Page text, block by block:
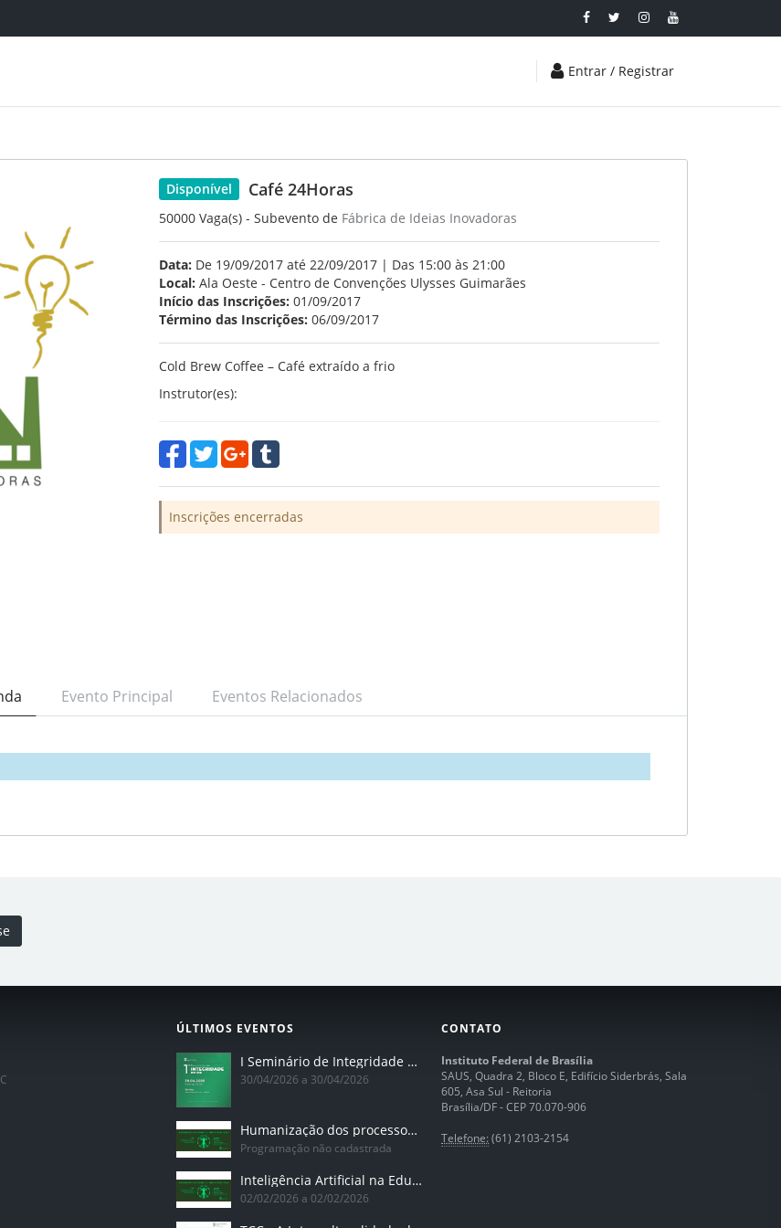
Entrar / Registrar
Disponível Café 24Horas
50000 Vaga(s) - Subevento de Fábrica de Ideias Inovadoras
Data: De 19/09/2017 até 22/09/2017 | Das 15:00 às 21:00
Local: Ala Oeste - Centro de Convenções Ulysses Guimarães
Início das Inscrições: 01/09/2017
Término das Inscrições: 06/09/2017
Cold Brew Coffee – Café extraído a frio
Instrutor(es):
Inscrições encerradas
Evento Principal Eventos Relacionados
ÚLTIMOS EVENTOS
I Seminário de Integridade do IFB
30/04/2026 a 30/04/2026
Humanização dos processos de trabalhos em tempos de IA
Programação não cadastrada
Inteligência Artificial na Educação Profissional e Tecnológica: potencialidades, desafios e desenvolvimento docente
02/02/2026 a 02/02/2026
CONTATO
Instituto Federal de Brasília
SAUS, Quadra 2, Bloco E, Edifício Siderbrás, Sala
605, Asa Sul - Reitoria
Brasília/DF - CEP 70.070-906
Telefone: (61) 2103-2154